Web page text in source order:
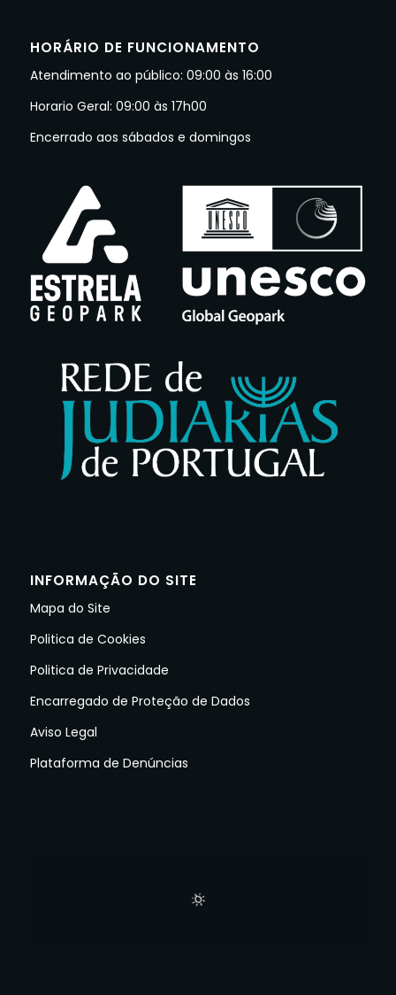
HORÁRIO DE FUNCIONAMENTO
Atendimento ao público: 09:00 às 16:00
Horario Geral: 09:00 às 17h00
Encerrado aos sábados e domingos
INFORMAÇÃO DO SITE
Mapa do Site
Politica de Cookies
Politica de Privacidade
Encarregado de Proteção de Dados
Aviso Legal
Plataforma de Denúncias